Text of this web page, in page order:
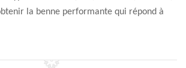
la benne performante qui répond à